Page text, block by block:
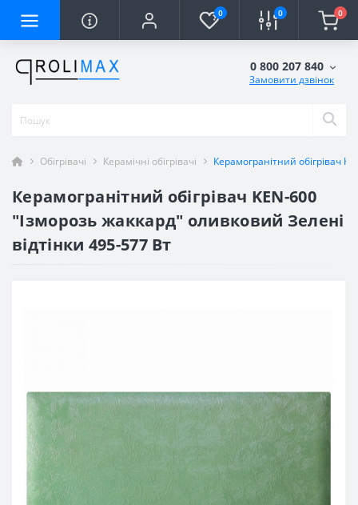
0 0 0
0 800 207 840
Замовити дзвінок
Обігрівачі Керамічні обігрівачі Керамогранітний обігрівач
Керамогранітний обігрівач KEN-600
"Ізморозь жаккард" оливковий Зелені
відтінки 495-577 Вт